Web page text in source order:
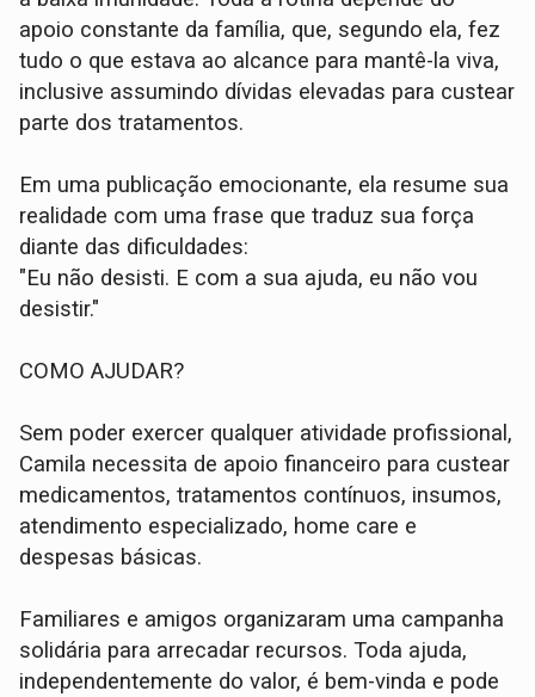
apoio constante da família, que, segundo ela, fez
tudo o que estava ao alcance para mantê-la viva,
inclusive assumindo dívidas elevadas para custear
parte dos tratamentos.
Em uma publicação emocionante, ela resume sua
realidade com uma frase que traduz sua força
diante das dificuldades:
"Eu não desisti. E com a sua ajuda, eu não vou
desistir."
COMO AJUDAR?
Sem poder exercer qualquer atividade profissional,
Camila necessita de apoio financeiro para custear
medicamentos, tratamentos contínuos, insumos,
atendimento especializado, home care e
despesas básicas.
Familiares e amigos organizaram uma campanha
solidária para arrecadar recursos. Toda ajuda,
independentemente do valor, é bem-vinda e pode